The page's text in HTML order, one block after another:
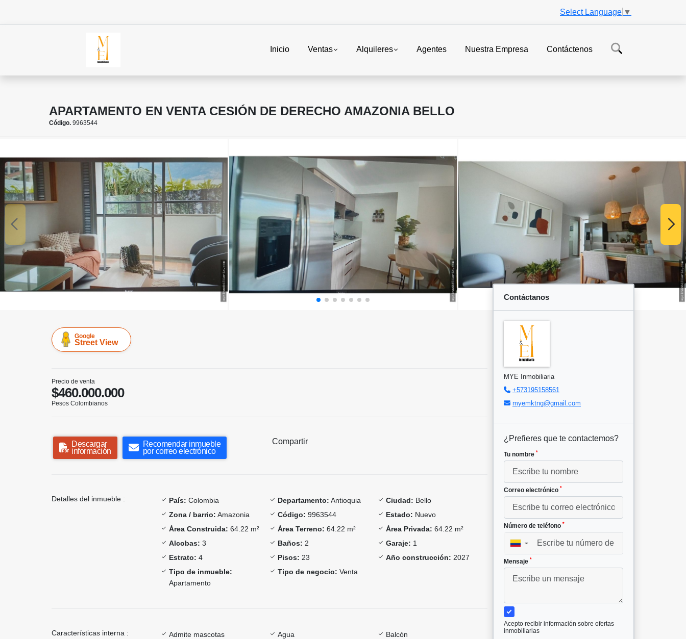
Select Language ▼
Inicio Ventas Alquileres Agentes Nuestra Empresa Contáctenos
APARTAMENTO EN VENTA CESIÓN DE DERECHO AMAZONIA BELLO
Código. 9963544
Google
Street View
Precio de venta
$460.000.000
Pesos Colombianos
Descargar
información
Recomendar inmueble
por correo electrónico
Compartir
Detalles del inmueble : País: Colombia Departamento: Antioquia Ciudad: Bello
Zona / barrio: Amazonia Código: 9963544 Estado: Nuevo
Área Construida: 64.22 m² Área Terreno: 64.22 m² Área Privada: 64.22 m²
Alcobas: 3 Baños: 2 Garaje: 1
Estrato: 4 Pisos: 23 Año construcción: 2027
Tipo de inmueble:
Apartamento
Tipo de negocio: Venta
Características interna : Admite mascotas Agua
Balcón
Contáctanos
MYE Inmobiliaria
+573195158561
myemktng@gmail.com
¿Prefieres que te contactemos?
Tu nombre *
Correo electrónico *
Número de teléfono *
▼
Mensaje *
Acepto recibir información sobre ofertas
inmobiliarias